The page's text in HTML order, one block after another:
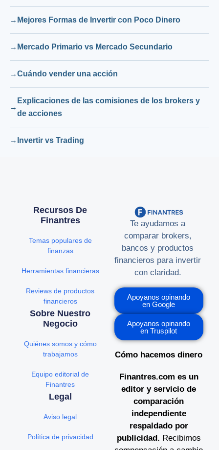
Mejores Formas de Invertir con Poco Dinero
Mercado Primario vs Mercado Secundario
Cuándo vender una acción
Explicaciones de las comisiones de los brokers y
de acciones
Invertir vs Trading
Te ayudamos a
comparar brokers,
bancos y productos
financieros para invertir
con claridad.
Apoyanos opinando
en Google
Apoyanos opinando
en Truspilot
Cómo hacemos dinero
Finantres.com es un
editor y servicio de
comparación
independiente
respaldado por
publicidad. Recibimos
Recursos De
Finantres
Temas populares de
finanzas
Herramientas financieras
Reviews de productos
financieros
Sobre Nuestro
Negocio
Quiénes somos y cómo
trabajamos
Equipo editorial de
Finantres
Legal
Aviso legal
Política de privacidad